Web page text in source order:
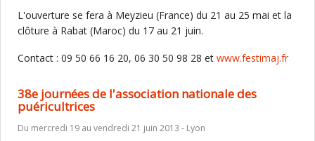
L'ouverture se fera à Meyzieu (France) du 21 au 25 mai et la
clôture à Rabat (Maroc) du 17 au 21 juin.
Contact : 09 50 66 16 20, 06 30 50 98 28 et www.festimaj.fr
38e journées de l'association nationale des
puéricultrices
Du mercredi 19 au vendredi 21 juin 2013 - Lyon